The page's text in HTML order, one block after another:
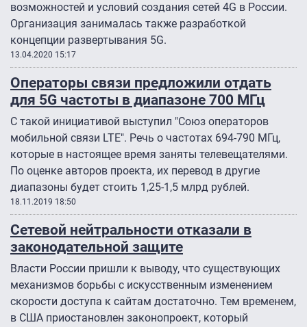
возможностей и условий создания сетей 4G в России.
Организация занималась также разработкой
концепции развертывания 5G.
13.04.2020 15:17
Операторы связи предложили отдать
для 5G частоты в диапазоне 700 МГц
С такой инициативой выступил "Союз операторов
мобильной связи LTE". Речь о частотах 694-790 МГц,
которые в настоящее время заняты телевещателями.
По оценке авторов проекта, их перевод в другие
диапазоны будет стоить 1,25-1,5 млрд рублей.
18.11.2019 18:50
Сетевой нейтральности отказали в
законодательной защите
Власти России пришли к выводу, что существующих
механизмов борьбы с искусственным изменением
скорости доступа к сайтам достаточно. Тем временем,
в США приостановлен законопроект, который